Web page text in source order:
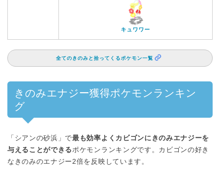
キュワワー
全てのきのみと拾ってくるポケモン一覧
きのみエナジー獲得ポケモンランキン
グ
「シアンの砂浜」で最も効率よくカビゴンにきのみエナジーを
与えることができる ポケモンランキングです。カビゴンの好き
なきのみのエナジー2倍を反映しています。